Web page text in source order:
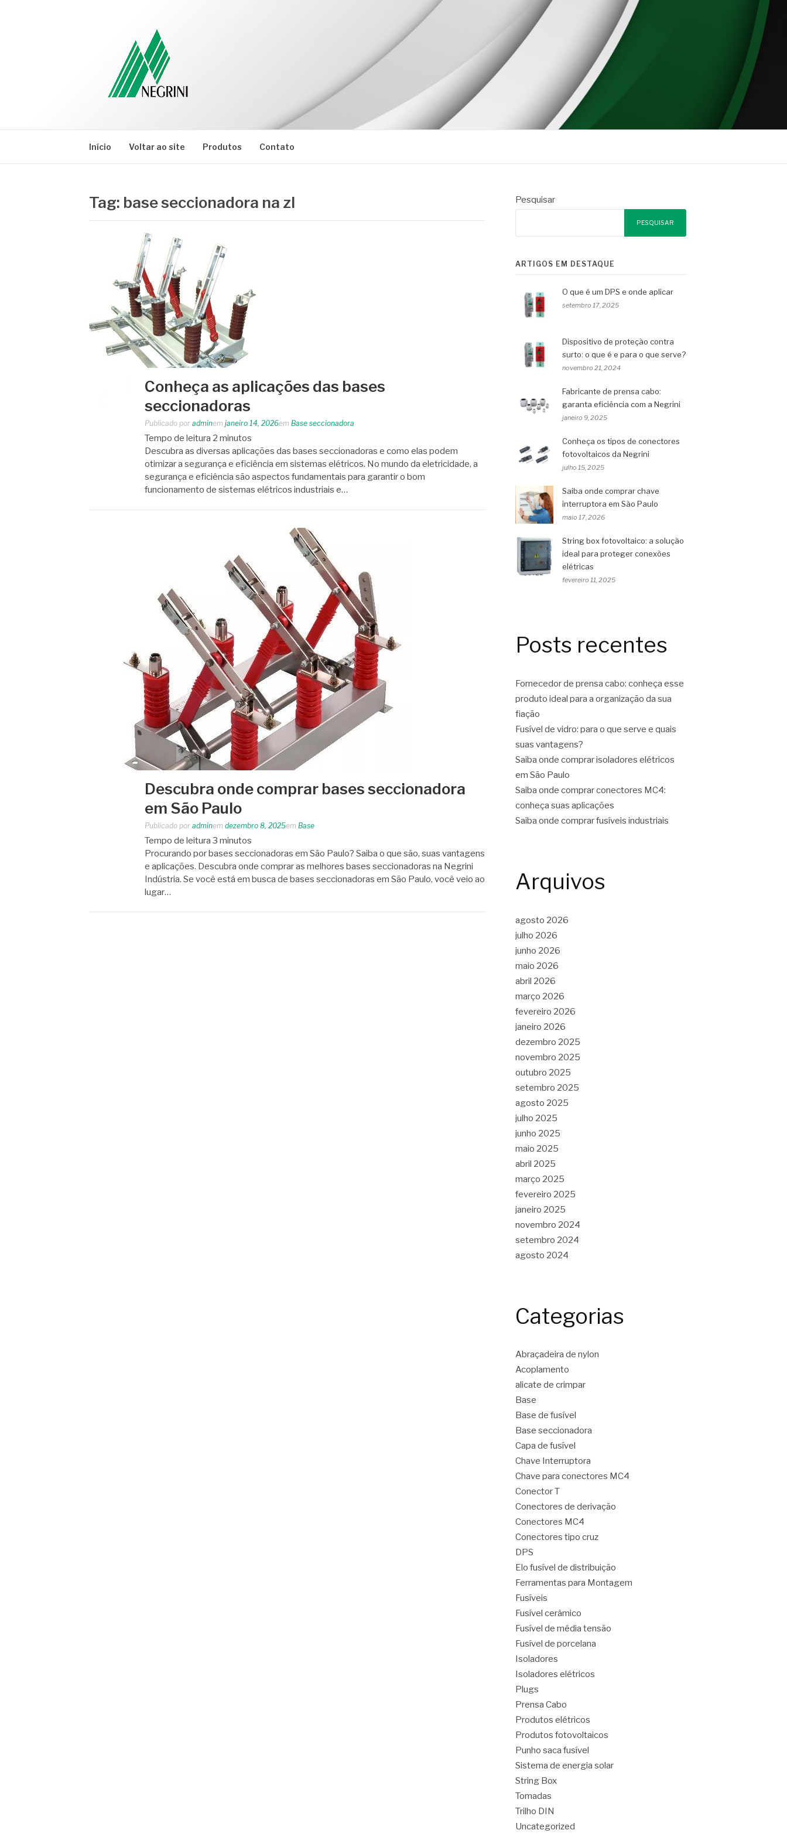
Início Voltar ao site Produtos Contato
Tag: base seccionadora na zl
Conheça as aplicações das bases
seccionadoras
Publicado por adminem janeiro 14, 2026em Base seccionadora
Tempo de leitura 2 minutos
Descubra as diversas aplicações das bases seccionadoras e como elas podem
otimizar a segurança e eficiência em sistemas elétricos. No mundo da eletricidade, a
segurança e eficiência são aspectos fundamentais para garantir o bom
funcionamento de sistemas elétricos industriais e…
Descubra onde comprar bases seccionadora
em São Paulo
Publicado por adminem dezembro 8, 2025em Base
Tempo de leitura 3 minutos
Procurando por bases seccionadoras em São Paulo? Saiba o que são, suas vantagens
e aplicações. Descubra onde comprar as melhores bases seccionadoras na Negrini
Indústria. Se você está em busca de bases seccionadoras em São Paulo, você veio ao
lugar…
Pesquisar
PESQUISAR
ARTIGOS EM DESTAQUE
O que é um DPS e onde aplicar
setembro 17, 2025
Dispositivo de proteção contra
surto: o que é e para o que serve?
novembro 21, 2024
Fabricante de prensa cabo:
garanta eficiência com a Negrini
janeiro 9, 2025
Conheça os tipos de conectores
fotovoltaicos da Negrini
julho 15, 2025
Saiba onde comprar chave
interruptora em São Paulo
maio 17, 2026
String box fotovoltaico: a solução
ideal para proteger conexões
elétricas
fevereiro 11, 2025
Posts recentes
Fornecedor de prensa cabo: conheça esse
produto ideal para a organização da sua
fiação
Fusível de vidro: para o que serve e quais
suas vantagens?
Saiba onde comprar isoladores elétricos
em São Paulo
Saiba onde comprar conectores MC4:
conheça suas aplicações
Saiba onde comprar fusíveis industriais
Arquivos
agosto 2026
julho 2026
junho 2026
maio 2026
abril 2026
março 2026
fevereiro 2026
janeiro 2026
dezembro 2025
novembro 2025
outubro 2025
setembro 2025
agosto 2025
julho 2025
junho 2025
maio 2025
abril 2025
março 2025
fevereiro 2025
janeiro 2025
novembro 2024
setembro 2024
agosto 2024
Categorias
Abraçadeira de nylon
Acoplamento
alicate de crimpar
Base
Base de fusível
Base seccionadora
Capa de fusível
Chave Interruptora
Chave para conectores MC4
Conector T
Conectores de derivação
Conectores MC4
Conectores tipo cruz
DPS
Elo fusível de distribuição
Ferramentas para Montagem
Fusíveis
Fusível cerâmico
Fusível de média tensão
Fusível de porcelana
Isoladores
Isoladores elétricos
Plugs
Prensa Cabo
Produtos elétricos
Produtos fotovoltaicos
Punho saca fusível
Sistema de energia solar
String Box
Tomadas
Trilho DIN
Uncategorized